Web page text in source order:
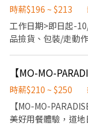
時薪$196 ~ $213
工作日期>即日起-
品撿貨、包裝/走動
時薪$210 ~ $250
【MO-MO-
美好用餐體驗，道地日式桌邊服務。